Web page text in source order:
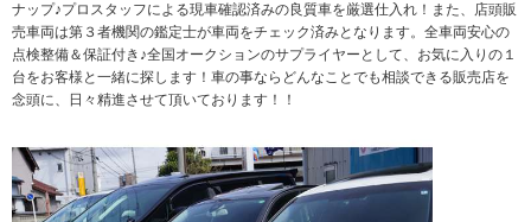
ナップ♪プロスタッフによる現車確認済みの良質車を厳選仕入れ！また、店頭販
売車両は第３者機関の鑑定士が車両をチェック済みとなります。全車両安心の
点検整備＆保証付き♪全国オークションのサプライヤーとして、お気に入りの１
台をお客様と一緒に探します！車の事ならどんなことでも相談できる販売店を
念頭に、日々精進させて頂いております！！